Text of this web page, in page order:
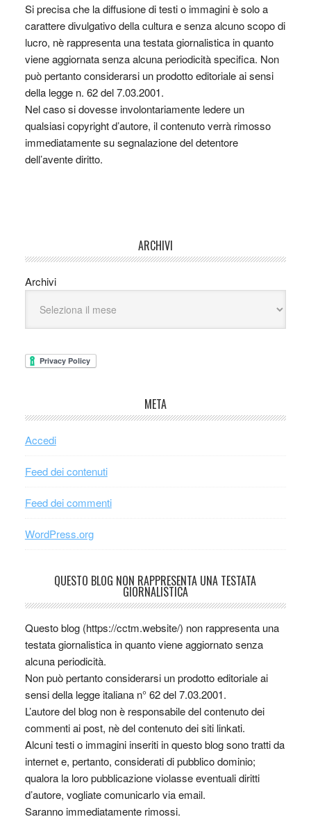
Si precisa che la diffusione di testi o immagini è solo a
carattere divulgativo della cultura e senza alcuno scopo di
lucro, nè rappresenta una testata giornalistica in quanto
viene aggiornata senza alcuna periodicità specifica. Non
può pertanto considerarsi un prodotto editoriale ai sensi
della legge n. 62 del 7.03.2001.
Nel caso si dovesse involontariamente ledere un
qualsiasi copyright d’autore, il contenuto verrà rimosso
immediatamente su segnalazione del detentore
dell’avente diritto.
ARCHIVI
Archivi
META
Accedi
Feed dei contenuti
Feed dei commenti
WordPress.org
QUESTO BLOG NON RAPPRESENTA UNA TESTATA
GIORNALISTICA
Questo blog (https://cctm.website/) non rappresenta una
testata giornalistica in quanto viene aggiornato senza
alcuna periodicità.
Non può pertanto considerarsi un prodotto editoriale ai
sensi della legge italiana n° 62 del 7.03.2001.
L’autore del blog non è responsabile del contenuto dei
commenti ai post, nè del contenuto dei siti linkati.
Alcuni testi o immagini inseriti in questo blog sono tratti da
internet e, pertanto, considerati di pubblico dominio;
qualora la loro pubblicazione violasse eventuali diritti
d’autore, vogliate comunicarlo via email.
Saranno immediatamente rimossi.